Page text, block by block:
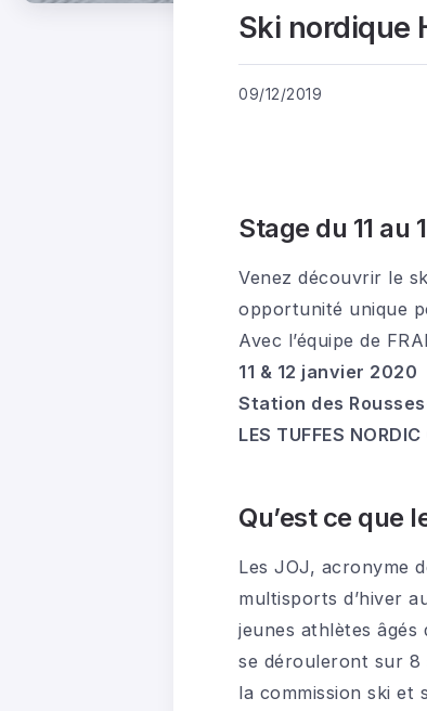
Ski nordique
09/12/2019
Stage du 11 au
Venez découvrir le
opportunité unique
Avec l’équipe de
11 & 12 janvier 2020
Station des
LES TUFFES NORDIC
Qu’est ce que
Les JOJ, acronyme
multisports d’hiver
jeunes athlètes âgés
se dérouleront sur 8
la commission ski et